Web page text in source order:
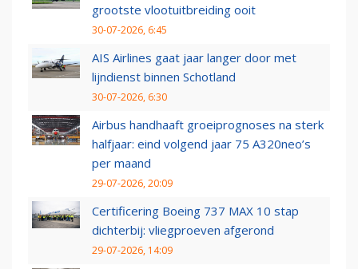
grootste vlootuitbreiding ooit
30-07-2026, 6:45
AIS Airlines gaat jaar langer door met
lijndienst binnen Schotland
30-07-2026, 6:30
Airbus handhaaft groeiprognoses na sterk
halfjaar: eind volgend jaar 75 A320neo’s
per maand
29-07-2026, 20:09
Certificering Boeing 737 MAX 10 stap
dichterbij: vliegproeven afgerond
29-07-2026, 14:09